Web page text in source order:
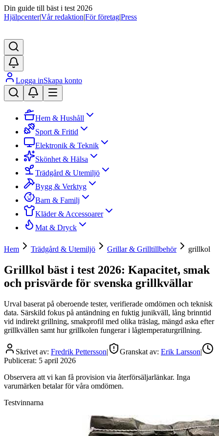
Din guide till bäst i test 2026
Hjälpcenter|Vår redaktion|För företag|Press
Logga inSkapa konto
Hem & Hushåll
Sport & Fritid
Elektronik & Teknik
Skönhet & Hälsa
Trädgård & Utemiljö
Bygg & Verktyg
Barn & Familj
Kläder & Accessoarer
Mat & Dryck
Hem Trädgård & Utemiljö Grillar & Grilltillbehör grillkol
Grillkol bäst i test 2026: Kapacitet, smak
och prisvärde för svenska grillkvällar
Urval baserat på oberoende tester, verifierade omdömen och teknisk
data. Särskild fokus på antändning en fuktig junikväll, lång brinntid
vid indirekt grillning, smakprofil med olika träslag, mängd aska efter
grillkvällen samt hur grillkolen fungerar i lågtemperaturgrillning.
Skrivet av: Fredrik Pettersson| Granskat av: Erik Larsson|
Publicerat: 5 april 2026
Observera att vi kan få provision via återförsäljarlänkar. Inga
varumärken betalar för våra omdömen.
Testvinnarna